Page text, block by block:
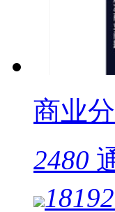
商业
2480